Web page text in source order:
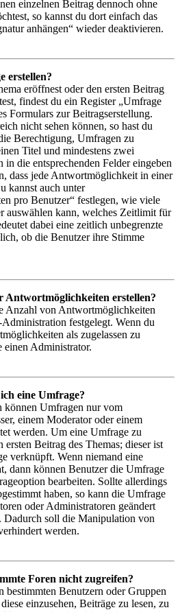
einzelnen Beitrag dennoch ohne
so kannst du dort einfach das
anhängen“ wieder deaktivieren.
erstellen?
eröffnest oder den ersten Beitrag
findest du ein Register „Umfrage
Formulars zur Beitragserstellung.
nicht sehen können, so hast du
Berechtigung, Umfragen zu
Titel und mindestens zwei
die entsprechenden Felder eingeben
dass jede Antwortmöglichkeit in einer
kannst auch unter
pro Benutzer“ festlegen, wie viele
auswählen kann, welches Zeitlimit für
dabei eine zeitlich unbegrenzte
ob die Benutzer ihre Stimme
Antwortmöglichkeiten erstellen?
Anzahl von Antwortmöglichkeiten
festgelegt. Wenn du
als zugelassen zu
einen Administrator.
eine Umfrage?
können Umfragen nur vom
einem Moderator oder einem
werden. Um eine Umfrage zu
ersten Beitrag des Themas; dieser ist
verknüpft. Wenn niemand eine
dann können Benutzer die Umfrage
bearbeiten. Sollte allerdings
haben, so kann die Umfrage
oder Administratoren geändert
Dadurch soll die Manipulation von
werden.
Foren nicht zugreifen?
bestimmten Benutzern oder Gruppen
einzusehen, Beiträge zu lesen, zu